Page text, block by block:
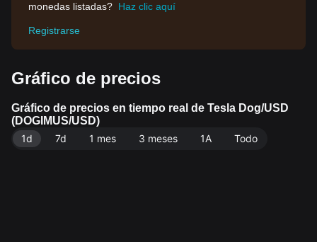
monedas listadas? Haz clic aquí
Registrarse
Gráfico de precios
Gráfico de precios en tiempo real de Tesla Dog/USD
(DOGIMUS/USD)
1d
7d 1 mes 3 meses 1A Todo